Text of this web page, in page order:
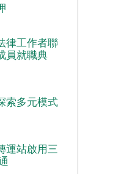
律工作者聯
員就職典
索多元模式
運站啟用三